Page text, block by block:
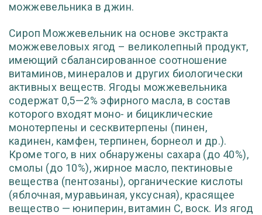
можжевельника в джин.
Сироп Можжевельник на основе экстракта
можжевеловых ягод – великолепный продукт,
имеющий сбалансированное соотношение
витаминов, минералов и других биологически
активных веществ. Ягоды можжевельника
содержат 0,5—2% эфирного масла, в состав
которого входят моно- и бициклические
монотерпены и сесквитерпены (пинен,
кадинен, камфен, терпинен, борнеол и др.).
Кроме того, в них обнаружены сахара (до 40%),
смолы (до 10%), жирное масло, пектиновые
вещества (пентозаны), органические кислоты
(яблочная, муравьиная, уксусная), красящее
вещество — юниперин, витамин С, воск. Из ягод